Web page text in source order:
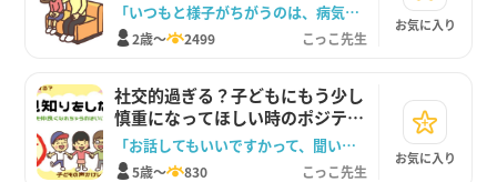
「いつもと様子がちがうのは、病気のせいなんだよ」
2歳～ 2499 こっこ先生
お気に入り
社交的過ぎる？子どもにもう少し
慎重になってほしい時のポジティ
ブなアプローチ方法
「お話してもいいですかって、聞いてからお話しようね」
5歳～ 830 こっこ先生
お気に入り